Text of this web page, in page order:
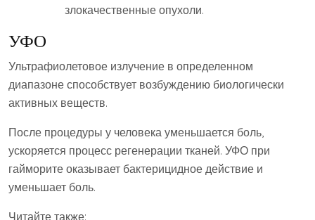
злокачественные опухоли.
УФО
Ультрафиолетовое излучение в определенном
диапазоне способствует возбуждению биологически
активных веществ.
После процедуры у человека уменьшается боль,
ускоряется процесс регенерации тканей. УФО при
гайморите оказывает бактерицидное действие и
уменьшает боль.
Читайте также: